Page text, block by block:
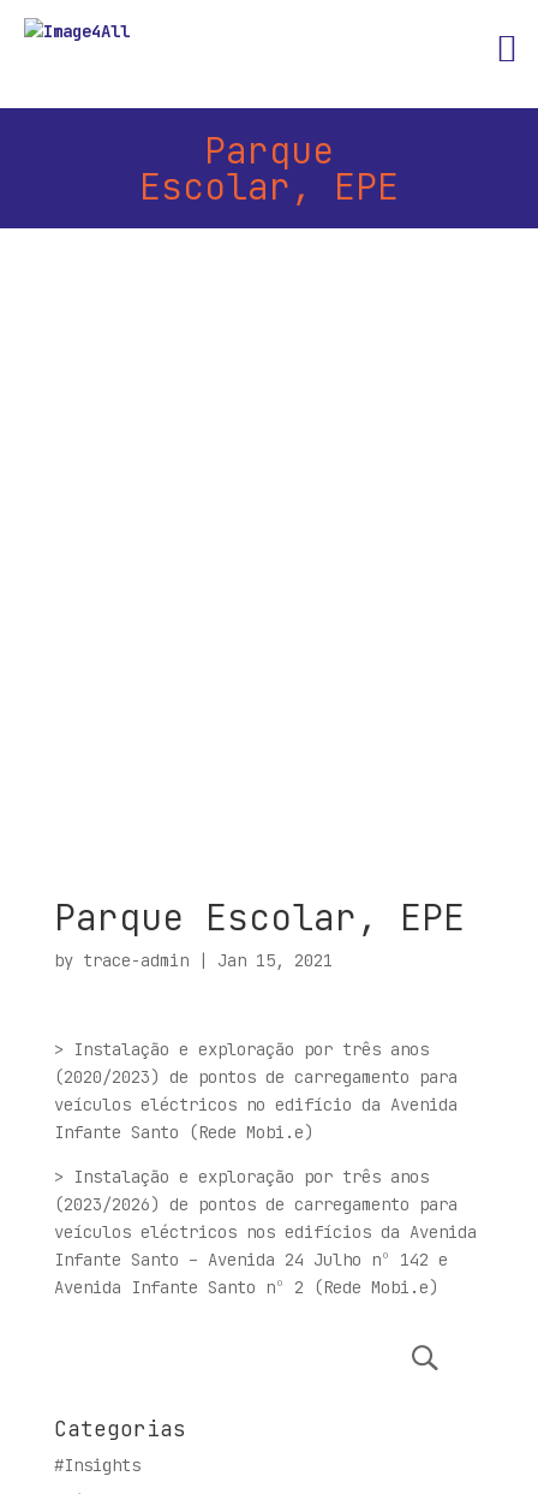
Parque
Escolar, EPE
Parque Escolar, EPE
by trace-admin| Jan 15, 2021
> Instalação e exploração por três anos
(2020/2023) de pontos de carregamento para
veículos eléctricos no edifício da Avenida
Infante Santo (Rede Mobi.e)
> Instalação e exploração por três anos
(2023/2026) de pontos de carregamento para
veículos eléctricos nos edifícios da Avenida
Infante Santo – Avenida 24 Julho nº 142 e
Avenida Infante Santo nº 2 (Rede Mobi.e)
Categorias
#Insights